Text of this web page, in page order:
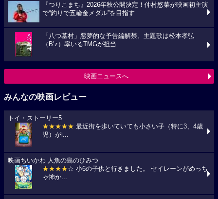
『つりこまち』2026年秋公開決定！仲村悠菜が映画初主演
で“釣りで五輪金メダル”を目指す
「八つ墓村」悪夢的な予告編解禁、主題歌は松本孝弘
（B’z）率いるTMGが担当
映画ニュースへ
みんなの映画レビュー
トイ・ストーリー5
★★★★★ 最近街を歩いていても小さい子（特に3、4歳
児）がi...
映画ちいかわ 人魚の島のひみつ
★★★★☆ 小6の子供と行きました。 セイレーンがめっち
ゃ怖か...